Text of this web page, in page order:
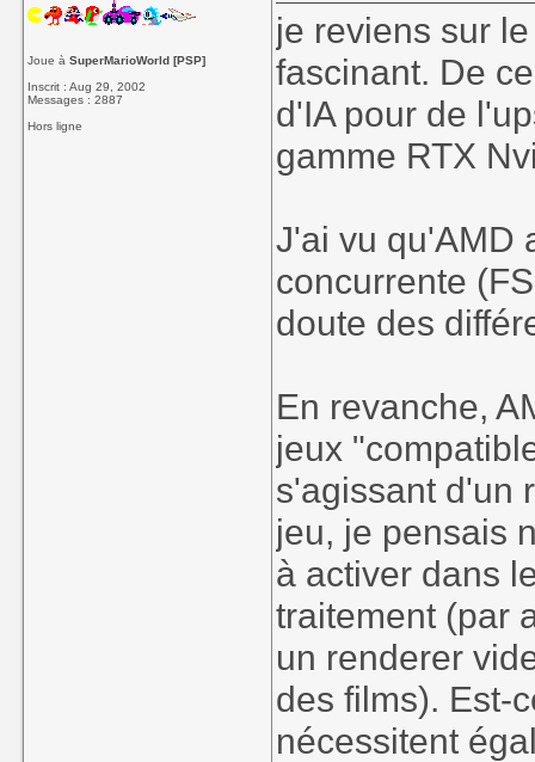
Joue àSuperMarioWorld [PSP]
Inscrit : Aug 29, 2002
Messages : 2887
Hors ligne
je reviens sur
fascinant. De
d'IA pour de
gamme RTX
J'ai vu qu'AMD
concurrente
doute des
En revanche,
jeux
s'agissant d'un
jeu, je pensais
à activer dans
traitement (par
un renderer
des films). Est-
nécessitent